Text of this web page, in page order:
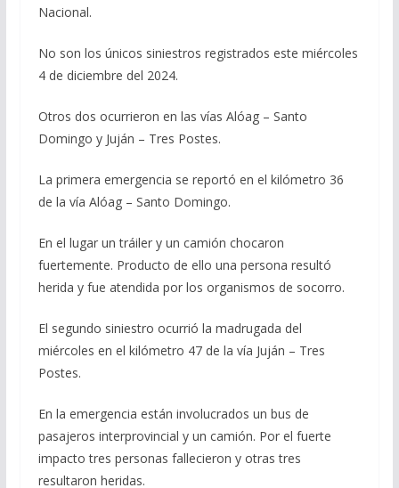
Nacional.
No son los únicos siniestros registrados este miércoles
4 de diciembre del 2024.
Otros dos ocurrieron en las vías Alóag – Santo
Domingo y Juján – Tres Postes.
La primera emergencia se reportó en el kilómetro 36
de la vía Alóag – Santo Domingo.
En el lugar un tráiler y un camión chocaron
fuertemente. Producto de ello una persona resultó
herida y fue atendida por los organismos de socorro.
El segundo siniestro ocurrió la madrugada del
miércoles en el kilómetro 47 de la vía Juján – Tres
Postes.
En la emergencia están involucrados un bus de
pasajeros interprovincial y un camión. Por el fuerte
impacto tres personas fallecieron y otras tres
resultaron heridas.